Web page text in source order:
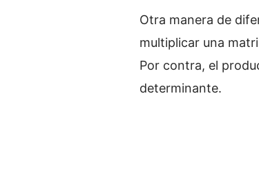
Otra manera de
multiplicar una
Por contra, el
determinante.